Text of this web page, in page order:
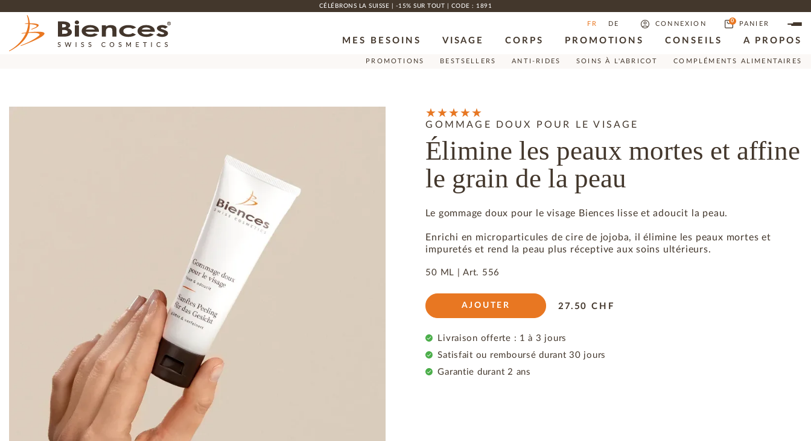
CÉLÉBRONS LA SUISSE | -15% SUR TOUT | CODE : 1891
FR DE CONNEXION 0 PANIER
MES BESOINS VISAGE CORPS PROMOTIONS CONSEILS A PROPOS
PROMOTIONS BESTSELLERS ANTI-RIDES SOINS À L'ABRICOT COMPLÉMENTS ALIMENTAIRES
GOMMAGE DOUX POUR LE VISAGE
Élimine les peaux mortes et affine
le grain de la peau
Le gommage doux pour le visage Biences lisse et adoucit la peau.
Enrichi en microparticules de cire de jojoba, il élimine les peaux mortes et
impuretés et rend la peau plus réceptive aux soins ultérieurs.
50 ML |Art. 556
AJOUTER 27.50 CHF
Livraison offerte : 1 à 3 jours
Satisfait ou remboursé durant 30 jours
Garantie durant 2 ans